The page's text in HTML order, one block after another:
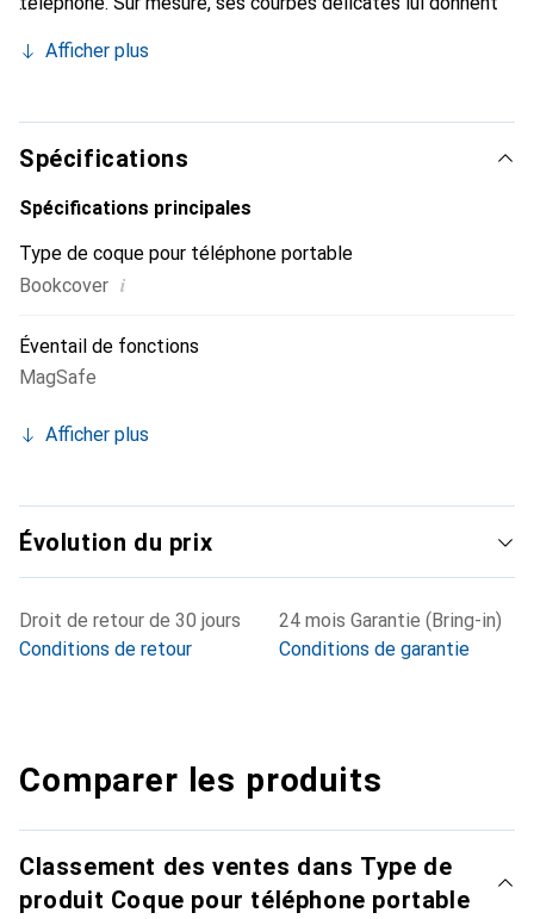
et indispensable pour votre smartphone. La marque
de haute qualité et constitue un choix sûr pour une
clientèle exigeante.
Afficher plus
Spécifications
Spécifications principales
Type de coque pour téléphone portable
Bookcover i
Éventail de fonctions
MagSafe
Afficher plus
Évolution du prix
Droit de retour de 30 jours
Conditions de retour
24 mois Garantie (Bring-in)
Conditions de garantie
Comparer les produits
Classement des ventes dans Type de
produit Coque pour téléphone portable